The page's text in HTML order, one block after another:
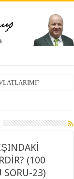
(100
SORU-23)